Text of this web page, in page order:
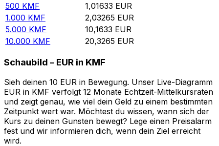
500 KMF 1,01633 EUR
1.000 KMF 2,03265 EUR
5.000 KMF 10,1633 EUR
10.000 KMF 20,3265 EUR
Schaubild – EUR in KMF
Sieh deinen 10 EUR in Bewegung. Unser Live-Diagramm
EUR in KMF verfolgt 12 Monate Echtzeit-Mittelkursraten
und zeigt genau, wie viel dein Geld zu einem bestimmten
Zeitpunkt wert war. Möchtest du wissen, wann sich der
Kurs zu deinen Gunsten bewegt? Lege einen Preisalarm
fest und wir informieren dich, wenn dein Ziel erreicht
wird.